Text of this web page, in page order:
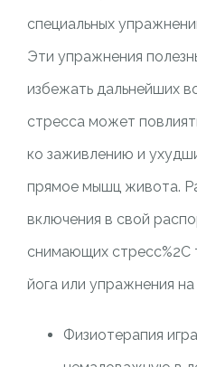
специальных
Эти упражнения
избежать дальнейших
стресса может
ко заживлению и
прямое мышц живота.
включения в свой
снимающих стресс%2C
йога или упражнения
Физиотерапия